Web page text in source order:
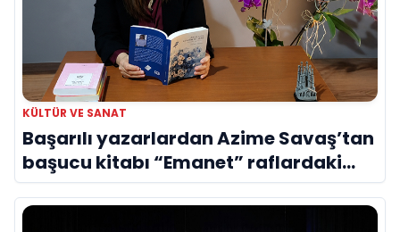
KÜLTÜR VE SANAT
Başarılı yazarlardan Azime Savaş’tan
başucu kitabı “Emanet” raflardaki
yerini aldı